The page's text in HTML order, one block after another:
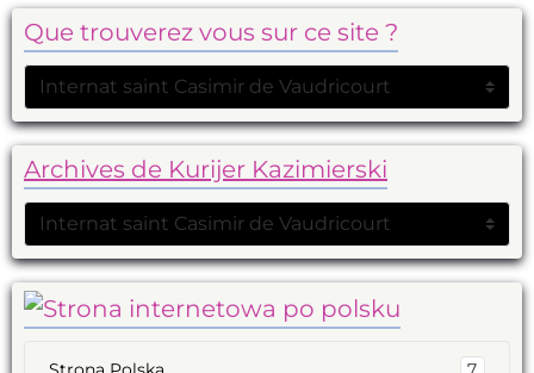
Que trouverez vous sur ce site ?
Archives de Kurijer Kazimierski